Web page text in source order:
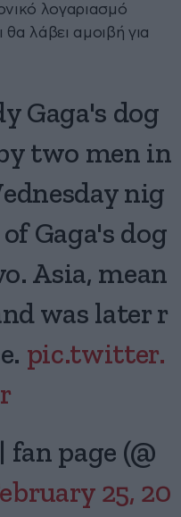
λογαριασμό
θα λάβει αμοιβή για
Gaga's dog
two men in
nig
Gaga's dog
Asia, mean
was later r
pic.twitter.
page (@
25, 20